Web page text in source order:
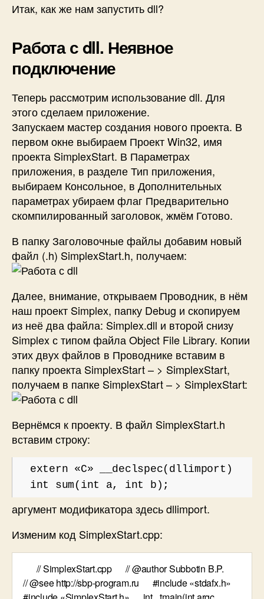
Итак, как же нам запустить dll?
Работа с dll. Неявное
подключение
Теперь рассмотрим использование dll. Для
этого сделаем приложение.
Запускаем мастер создания нового проекта. В
первом окне выбираем Проект Win32, имя
проекта SimplexStart. В Параметрах
приложения, в разделе Тип приложения,
выбираем Консольное, в Дополнительных
параметрах убираем флаг Предварительно
скомпилированный заголовок, жмём Готово.
В папку Заголовочные файлы добавим новый
файл (.h) SimplexStart.h, получаем:
Далее, внимание, открываем Проводник, в нём
наш проект Simplex, папку Debug и скопируем
из неё два файла: Simplex.dll и второй снизу
Simplex с типом файла Object File Library. Копии
этих двух файлов в Проводнике вставим в
папку проекта SimplexStart – > SimplexStart,
получаем в папке SimplexStart – > SimplexStart:
Вернёмся к проекту. В файл SimplexStart.h
вставим строку:
extern «C» __declspec(dllimport)
int sum(int a, int b);
аргумент модификатора здесь dllimport.
Изменим код SimplexStart.cpp: